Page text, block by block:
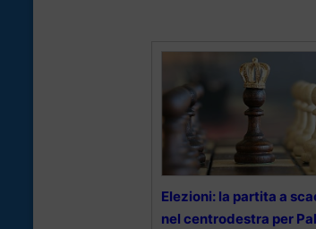
Elezioni: la partita a
nel centrodestra per